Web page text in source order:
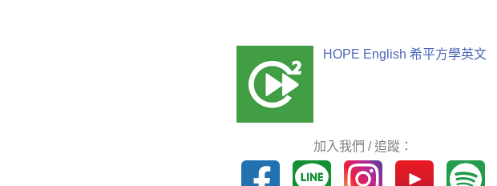
HOPE English 希平方學英文
加入我們 / 追蹤：